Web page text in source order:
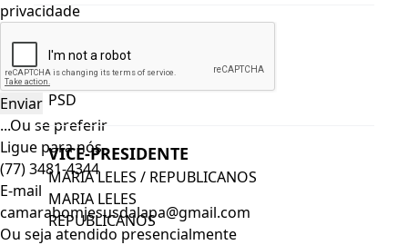
privacidade
...Ou se preferir
Ligue para nós
(77) 3481-4344
E-mail
camarabomjesusdalapa@gmail.com
Ou seja atendido presencialmente
GEDSON NASCIMENTO / PSD
GEDSON NASCIMENTO
PSD
VICE-PRESIDENTE
MARIA LELES / REPUBLICANOS
MARIA LELES
REPUBLICANOS